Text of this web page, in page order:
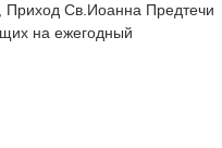
Приход Св.Иоанна Предтечи
на ежегодный